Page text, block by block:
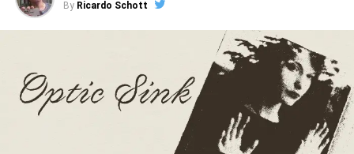
By Ricardo Schott